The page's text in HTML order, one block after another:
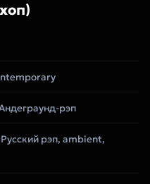
рэп
Русский рэп, ambient,